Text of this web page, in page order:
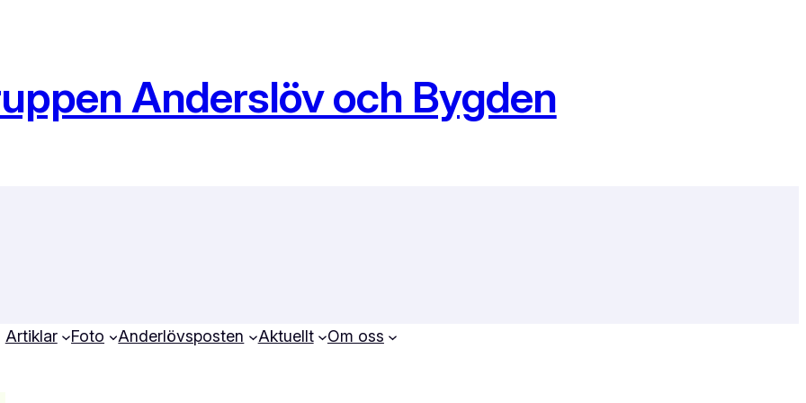
Anderslöv och Bygden
Artiklar Foto Anderlövsposten Aktuellt Om oss